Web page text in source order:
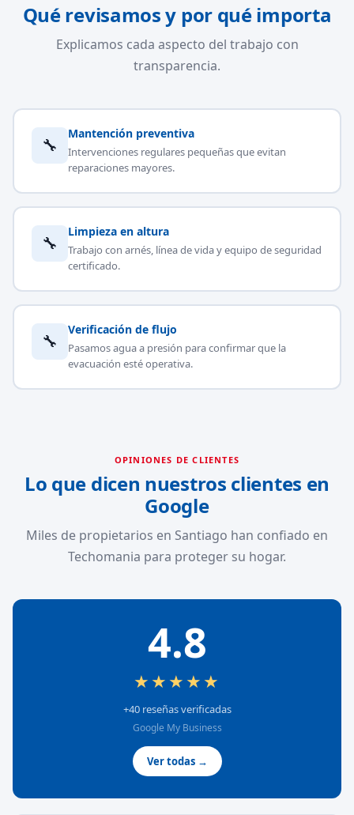
Qué revisamos y por qué importa
Explicamos cada aspecto del trabajo con
transparencia.
🔧
Mantención preventiva
Intervenciones regulares pequeñas que evitan
reparaciones mayores.
🔧
Limpieza en altura
Trabajo con arnés, línea de vida y equipo de seguridad
certificado.
🔧
Verificación de flujo
Pasamos agua a presión para confirmar que la
evacuación esté operativa.
OPINIONES DE CLIENTES
Lo que dicen nuestros clientes en
Google
Miles de propietarios en Santiago han confiado en
Techomania para proteger su hogar.
4.8
★★★★★
+40 reseñas verificadas
Google My Business
Ver todas →